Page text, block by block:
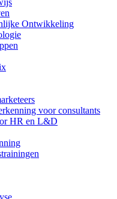
Ontwikkeling
voor consultants
HR en L&D